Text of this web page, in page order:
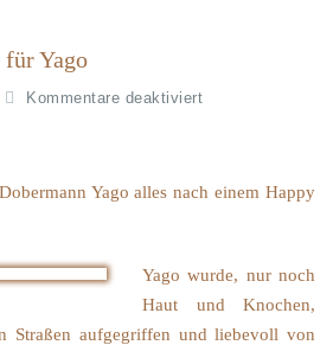
für Yago
Kommentare deaktiviert
p
e
n
a
Yago alles nach einem Happy
Yago wurde, nur noch
Haut und Knochen,
Straßen aufgegriffen und liebevoll von